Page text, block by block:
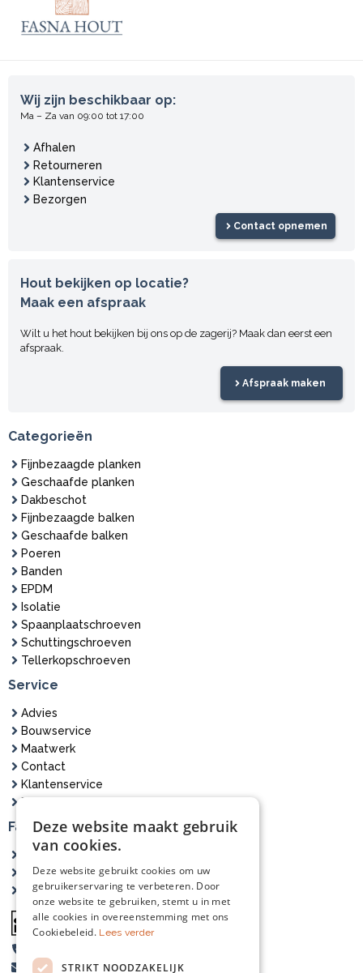
Wij zijn beschikbaar op:
Ma – Za van 09:00 tot 17:00
Afhalen
Retourneren
Klantenservice
Bezorgen
Contact opnemen
Hout bekijken op locatie?
Maak een afspraak
Wilt u het hout bekijken bij ons op de zagerij? Maak dan eerst een
afspraak.
Afspraak maken
Categorieën
Fijnbezaagde planken
Geschaafde planken
Dakbeschot
Fijnbezaagde balken
Geschaafde balken
Poeren
Banden
EPDM
Isolatie
Spaanplaatschroeven
Schuttingschroeven
Tellerkopschroeven
Service
Advies
Bouwservice
Maatwerk
Contact
Klantenservice
Bezorging
Fasna Hout
Over ons
Projecten
Zagerij
info@fasnahout.nl
Deze website maakt gebruik
van cookies.
Deze website gebruikt cookies om uw
gebruikerservaring te verbeteren. Door
onze website te gebruiken, stemt u in met
alle cookies in overeenstemming met ons
Cookiebeleid. Lees verder
STRIKT NOODZAKELIJK